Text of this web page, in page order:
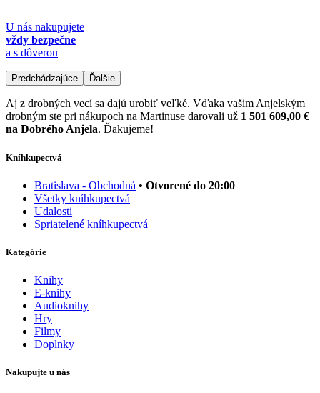
U nás nakupujete
vždy bezpečne
a s dôverou
Predchádzajúce Ďalšie
Aj z drobných vecí sa dajú urobiť veľké. Vďaka vašim Anjelským
drobným ste pri nákupoch na Martinuse darovali už 1 501 609,00 €
na Dobrého Anjela. Ďakujeme!
Kníhkupectvá
Bratislava - Obchodná • Otvorené do 20:00
Všetky kníhkupectvá
Udalosti
Spriatelené kníhkupectvá
Kategórie
Knihy
E-knihy
Audioknihy
Hry
Filmy
Doplnky
Nakupujte u nás